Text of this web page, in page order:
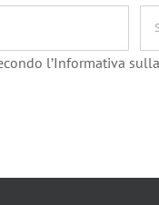
l’Informativa